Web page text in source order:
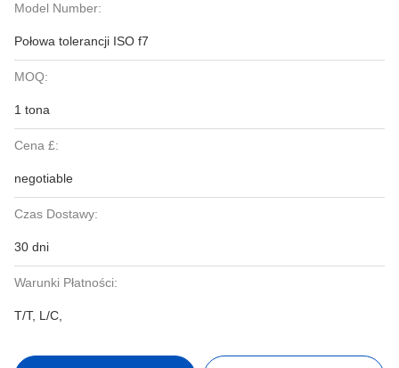
Model Number:
Połowa tolerancji ISO f7
MOQ:
1 tona
Cena £:
negotiable
Czas Dostawy:
30 dni
Warunki Płatności:
T/T, L/C,